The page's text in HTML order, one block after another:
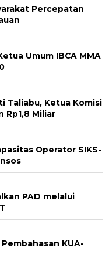
Percepatan
Umum IBCA MMA
Taliabu, Ketua Komisi
Rp1,8 Miliar
Operator SIKS-
PAD melalui
KUA-